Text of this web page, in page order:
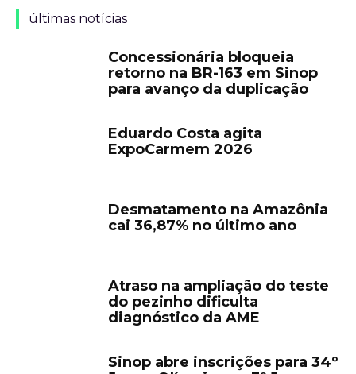
últimas notícias
Concessionária bloqueia
retorno na BR-163 em Sinop
para avanço da duplicação
Eduardo Costa agita
ExpoCarmem 2026
Desmatamento na Amazônia
cai 36,87% no último ano
Atraso na ampliação do teste
do pezinho dificulta
diagnóstico da AME
Sinop abre inscrições para 34º